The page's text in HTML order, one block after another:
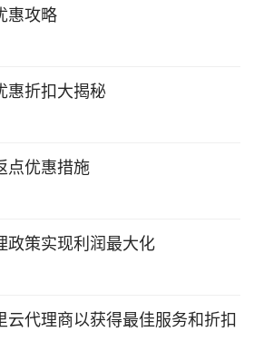
惠攻略
惠折扣大揭秘
点优惠措施
政策实现利润最大化
云代理商以获得最佳服务和折扣